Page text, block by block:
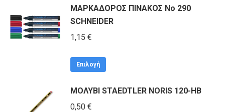
ΜΑΡΚΑΔΟΡΟΣ ΠΙΝΑΚΟΣ No 290
SCHNEIDER
1,15 €
Επιλογή
προϊόν
ΜΟΛΥΒΙ STAEDTLER NORIS 120-ΗΒ
0,50 €